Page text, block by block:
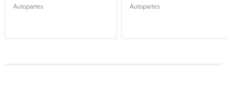
Autopartes Autopartes